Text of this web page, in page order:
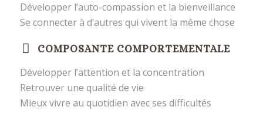
Développer l’auto-compassion et la bienveillance
Se connecter à d’autres qui vivent la même chose
COMPOSANTE COMPORTEMENTALE
Développer l’attention et la concentration
Retrouver une qualité de vie
Mieux vivre au quotidien avec ses difficultés